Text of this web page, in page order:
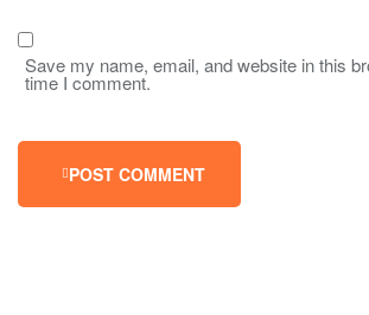
Save my name, email, and website in this
time I comment.
POST COMMENT